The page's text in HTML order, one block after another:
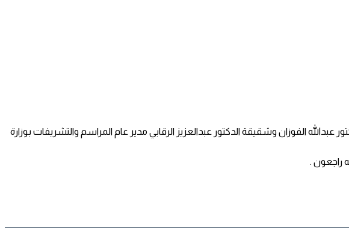
عبدالله الفوزان وشقيقة الدكتور عبدالعزيز الرقابي مدير عام المراسم والتشريفات بوزارة
راجعون .